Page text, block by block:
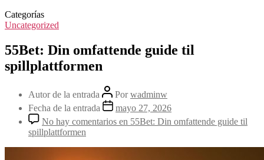
Categorías
Uncategorized
55Bet: Din omfattende guide til
spillplattformen
Autor de la entrada Porwadminw
Fecha de la entrada
mayo 27, 2026
No hay comentarios en 55Bet: Din omfattende guide til
spillplattformen